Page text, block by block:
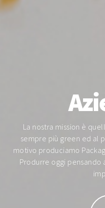
La nostra mission è
sempre più green ed al
motivo produciamo
Produrre oggi pensando